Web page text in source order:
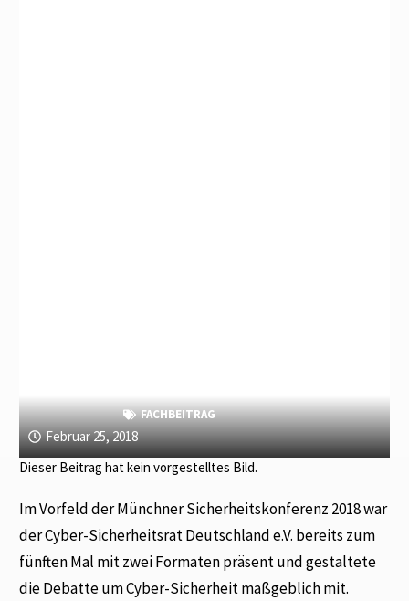
FACHBEITRAG
Februar 25, 2018
Dieser Beitrag hat kein vorgestelltes Bild.
Im Vorfeld der Münchner Sicherheitskonferenz 2018 war
der Cyber-Sicherheitsrat Deutschland e.V. bereits zum
fünften Mal mit zwei Formaten präsent und gestaltete
die Debatte um Cyber-Sicherheit maßgeblich mit.